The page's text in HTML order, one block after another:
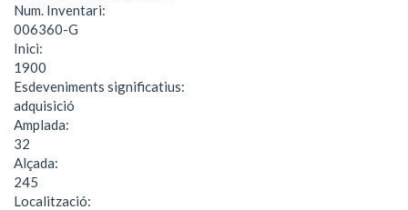
Num. Inventari:
006360-G
Inici:
1900
Esdeveniments significatius:
adquisició
Amplada:
32
Alçada:
245
Localització: